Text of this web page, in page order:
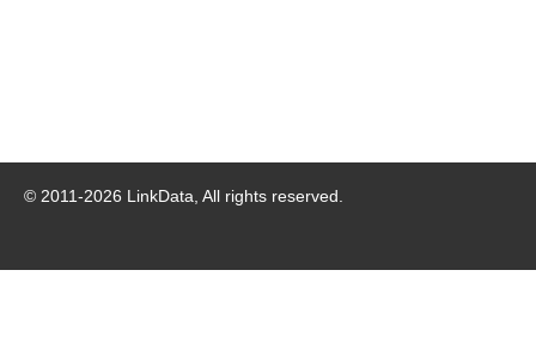
© 2011-2026 LinkData, All rights reserved.